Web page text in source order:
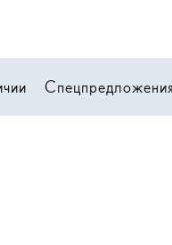
Спецпредложения